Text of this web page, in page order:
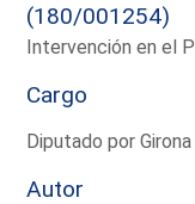
(180/001254)
Intervención en el
Cargo
Diputado por Girona
Autor